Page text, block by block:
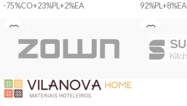
-75%CO+23%PL+2%EA
92%PL+8%EA